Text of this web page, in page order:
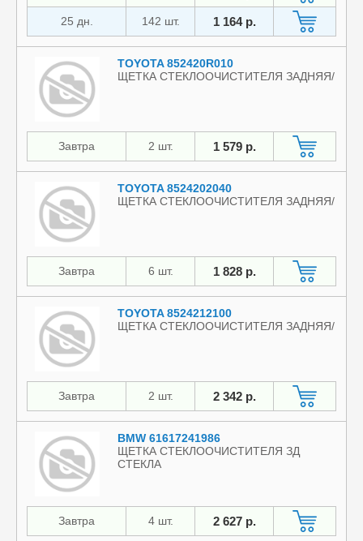
25 дн. 142 шт. 1 164 р.
TOYOTA 852420R010
ЩЕТКА СТЕКЛООЧИСТИТЕЛЯ ЗАДНЯЯ/
Завтра 2 шт. 1 579 р.
TOYOTA 8524202040
ЩЕТКА СТЕКЛООЧИСТИТЕЛЯ ЗАДНЯЯ/
Завтра 6 шт. 1 828 р.
TOYOTA 8524212100
ЩЕТКА СТЕКЛООЧИСТИТЕЛЯ ЗАДНЯЯ/
Завтра 2 шт. 2 342 р.
BMW 61617241986
ЩЕТКА СТЕКЛООЧИСТИТЕЛЯ ЗД
СТЕКЛА
Завтра 4 шт. 2 627 р.